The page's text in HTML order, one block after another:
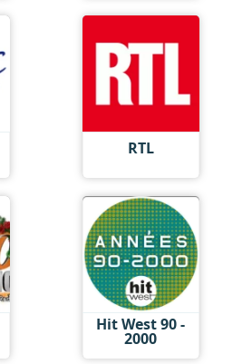
RTL
Hit West 90 -
2000